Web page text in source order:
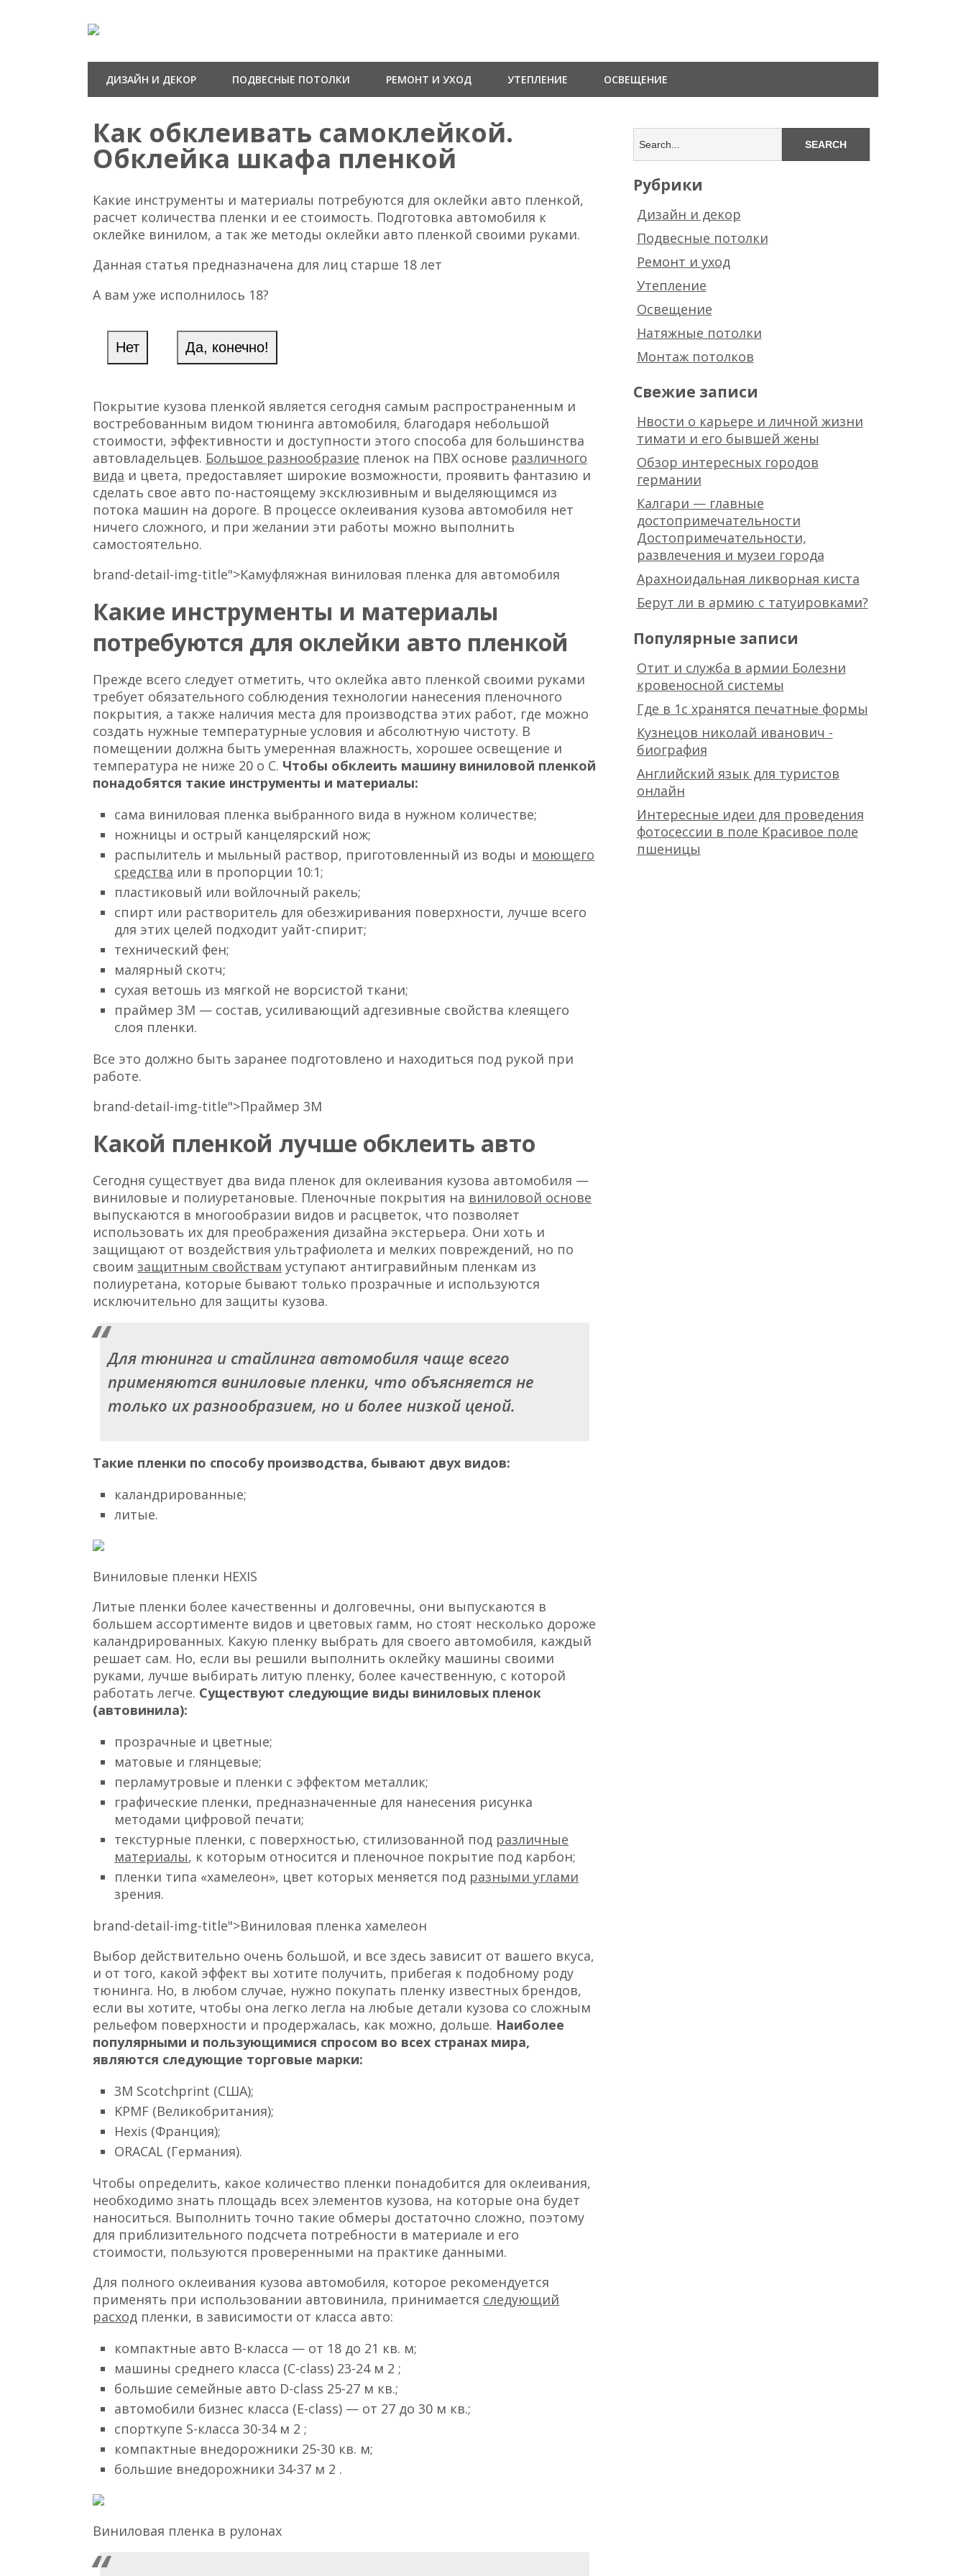
ДИЗАЙН И ДЕКОР ПОДВЕСНЫЕ ПОТОЛКИ РЕМОНТ И УХОД УТЕПЛЕНИЕ ОСВЕЩЕНИЕ
Как обклеивать самоклейкой.
Обклейка шкафа пленкой
Какие инструменты и материалы потребуются для оклейки авто пленкой,
расчет количества пленки и ее стоимость. Подготовка автомобиля к
оклейке винилом, а так же методы оклейки авто пленкой своими руками.
Данная статья предназначена для лиц старше 18 лет
А вам уже исполнилось 18?
Покрытие кузова пленкой является сегодня самым распространенным и
востребованным видом тюнинга автомобиля, благодаря небольшой
стоимости, эффективности и доступности этого способа для большинства
автовладельцев. Большое разнообразие пленок на ПВХ основе различного
вида и цвета, предоставляет широкие возможности, проявить фантазию и
сделать свое авто по-настоящему эксклюзивным и выделяющимся из
потока машин на дороге. В процессе оклеивания кузова автомобиля нет
ничего сложного, и при желании эти работы можно выполнить
самостоятельно.
brand-detail-img-title">Камуфляжная виниловая пленка для автомобиля
Какие инструменты и материалы
потребуются для оклейки авто пленкой
Прежде всего следует отметить, что оклейка авто пленкой своими руками
требует обязательного соблюдения технологии нанесения пленочного
покрытия, а также наличия места для производства этих работ, где можно
создать нужные температурные условия и абсолютную чистоту. В
помещении должна быть умеренная влажность, хорошее освещение и
температура не ниже 20 о С. Чтобы обклеить машину виниловой пленкой
понадобятся такие инструменты и материалы:
сама виниловая пленка выбранного вида в нужном количестве;
ножницы и острый канцелярский нож;
распылитель и мыльный раствор, приготовленный из воды и моющего
средства или в пропорции 10:1;
пластиковый или войлочный ракель;
спирт или растворитель для обезжиривания поверхности, лучше всего
для этих целей подходит уайт-спирит;
технический фен;
малярный скотч;
сухая ветошь из мягкой не ворсистой ткани;
праймер 3М — состав, усиливающий адгезивные свойства клеящего
слоя пленки.
Все это должно быть заранее подготовлено и находиться под рукой при
работе.
brand-detail-img-title">Праймер 3M
Какой пленкой лучше обклеить авто
Сегодня существует два вида пленок для оклеивания кузова автомобиля —
виниловые и полиуретановые. Пленочные покрытия на виниловой основе
выпускаются в многообразии видов и расцветок, что позволяет
использовать их для преображения дизайна экстерьера. Они хоть и
защищают от воздействия ультрафиолета и мелких повреждений, но по
своимзащитным свойствам уступают антигравийным пленкам из
полиуретана, которые бывают только прозрачные и используются
исключительно для защиты кузова.
Для тюнинга и стайлинга автомобиля чаще всего
применяются виниловые пленки, что объясняется не
только их разнообразием, но и более низкой ценой.
Такие пленки по способу производства, бывают двух видов:
каландрированные;
литые.
Виниловые пленки HEXIS
Литые пленки более качественны и долговечны, они выпускаются в
большем ассортименте видов и цветовых гамм, но стоят несколько дороже
каландрированных. Какую пленку выбрать для своего автомобиля, каждый
решает сам. Но, если вы решили выполнить оклейку машины своими
руками, лучше выбирать литую пленку, более качественную, с которой
работать легче. Существуют следующие виды виниловых пленок
(автовинила):
прозрачные и цветные;
матовые и глянцевые;
перламутровые и пленки с эффектом металлик;
графические пленки, предназначенные для нанесения рисунка
методами цифровой печати;
текстурные пленки, с поверхностью, стилизованной под различные
материалы, к которым относится и пленочное покрытие под карбон;
пленки типа «хамелеон», цвет которых меняется под разными углами
зрения.
brand-detail-img-title">Виниловая пленка хамелеон
Выбор действительно очень большой, и все здесь зависит от вашего вкуса,
и от того, какой эффект вы хотите получить, прибегая к подобному роду
тюнинга. Но, в любом случае, нужно покупать пленку известных брендов,
если вы хотите, чтобы она легко легла на любые детали кузова со сложным
рельефом поверхности и продержалась, как можно, дольше. Наиболее
популярными и пользующимися спросом во всех странах мира,
являются следующие торговые марки:
3М Scotchprint (США);
KPMF (Великобритания);
Hexis (Франция);
ORACAL (Германия).
Чтобы определить, какое количество пленки понадобится для оклеивания,
необходимо знать площадь всех элементов кузова, на которые она будет
наноситься. Выполнить точно такие обмеры достаточно сложно, поэтому
для приблизительного подсчета потребности в материале и его
стоимости, пользуются проверенными на практике данными.
Для полного оклеивания кузова автомобиля, которое рекомендуется
применять при использовании автовинила, принимается следующий
расход пленки, в зависимости от класса авто:
компактные авто В-класса — от 18 до 21 кв. м;
машины среднего класса (С-class) 23-24 м 2 ;
большие семейные авто D-class 25-27 м кв.;
автомобили бизнес класса (Е-class) — от 27 до 30 м кв.;
спорткупе S-класса 30-34 м 2 ;
компактные внедорожники 25-30 кв. м;
большие внедорожники 34-37 м 2 .
Виниловая пленка в рулонах
Рубрики
Дизайн и декор
Подвесные потолки
Ремонт и уход
Утепление
Освещение
Натяжные потолки
Монтаж потолков
Свежие записи
Нвости о карьере и личной жизни
тимати и его бывшей жены
Обзор интересных городов
германии
Калгари — главные
достопримечательности
Достопримечательности,
развлечения и музеи города
Арахноидальная ликворная киста
Берут ли в армию с татуировками?
Популярные записи
Отит и служба в армии Болезни
кровеносной системы
Где в 1с хранятся печатные формы
Кузнецов николай иванович -
биография
Английский язык для туристов
онлайн
Интересные идеи для проведения
фотосессии в поле Красивое поле
пшеницы